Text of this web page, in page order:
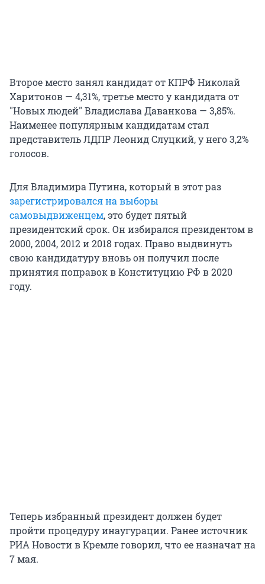
Второе место занял кандидат от КПРФ Николай
Харитонов — 4,31%, третье место у кандидата от
"Новых людей" Владислава Даванкова — 3,85%.
Наименее популярным кандидатам стал
представитель ЛДПР Леонид Слуцкий, у него 3,2%
голосов.
Для Владимира Путина, который в этот раз
зарегистрировался на выборы
самовыдвиженцем, это будет пятый
президентский срок. Он избирался президентом в
2000, 2004, 2012 и 2018 годах. Право выдвинуть
свою кандидатуру вновь он получил после
принятия поправок в Конституцию РФ в 2020
году.
Теперь избранный президент должен будет
пройти процедуру инаугурации. Ранее источник
РИА Новости в Кремле говорил, что ее назначат на
7 мая.